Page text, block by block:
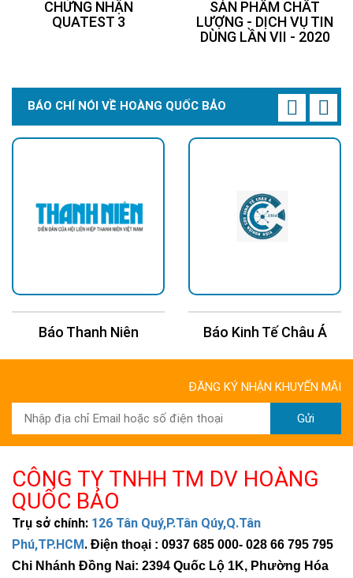
CHỨNG NHẬN
QUATEST 3
SẢN PHẨM CHẤT
LƯỢNG - DỊCH VỤ TIN
DÙNG LẦN VII - 2020
BÁO CHÍ NÓI VỀ HOÀNG QUỐC BẢO
Báo Thanh Niên Báo Kinh Tế Châu Á
ĐĂNG KÝ NHẬN KHUYẾN MÃI
Gửi
CÔNG TY TNHH TM DV HOÀNG
QUỐC BẢO
Trụ sở chính: 126 Tân Quý,P.Tân Qúy,Q.Tân
Phú,TP.HCM. Điện thoại : 0937 685 000- 028 66 795 795
Chi Nhánh Đồng Nai: 2394 Quốc Lộ 1K, Phường Hóa